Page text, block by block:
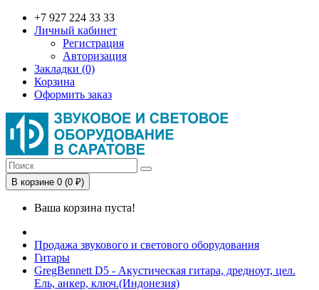
+7 927 224 33 33
Личный кабинет
Регистрация
Авторизация
Закладки (0)
Корзина
Оформить заказ
В корзине 0 (0 ₽)
Ваша корзина пуста!
Продажа звукового и светового оборудования
Гитары
GregBennett D5 - Акустическая гитара, дредноут, цел.
Ель, анкер, ключ.(Индонезия)